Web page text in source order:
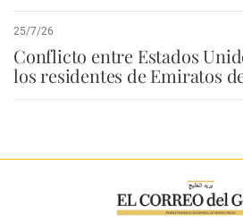
25/7/26
Conflicto entre Estados
los residentes de Emiratos